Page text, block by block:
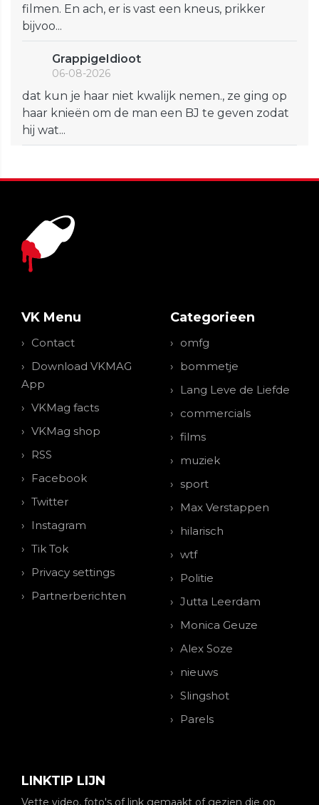
filmen. En ach, er is vast een kneus, prikker
bijvoo...
GrappigeIdioot
06-08-2026
dat kun je haar niet kwalijk nemen., ze ging op
haar knieën om de man een BJ te geven zodat
hij wat...
VK Menu
Contact
Download VKMAG
App
VKMag facts
VKMag shop
RSS
Facebook
Twitter
Instagram
Tik Tok
Privacy settings
Partnerberichten
Categorieen
omfg
bommetje
Lang Leve de Liefde
commercials
films
muziek
sport
Max Verstappen
hilarisch
wtf
Politie
Jutta Leerdam
Monica Geuze
Alex Soze
nieuws
Slingshot
Parels
LINKTIP LIJN
Vette video, foto's of link gemaakt of gezien die op